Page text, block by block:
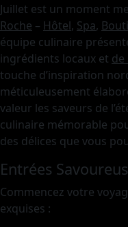
Juillet est un moment
Roche – Hôtel, Spa,
équipe culinaire
ingrédients locaux et de
touche d’inspiration
méticuleusement
valeur les saveurs de
culinaire mémorable
des délices que vous
Entrées
Commencez votre
exquises :